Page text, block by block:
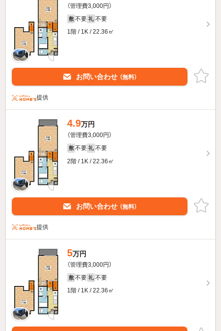
（管理費3,000円）
敷 不要 礼 不要
1階 / 1K / 22.36㎡
お問い合わせ （無料）
提供
4.9万円
（管理費3,000円）
敷 不要 礼 不要
2階 / 1K / 22.36㎡
お問い合わせ （無料）
提供
5万円
（管理費3,000円）
敷 不要 礼 不要
1階 / 1K / 22.36㎡